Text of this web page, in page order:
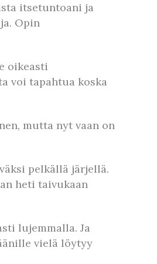
itsetuntoani ja
Opin
oikeasti
voi tapahtua koska
mutta nyt vaan on
pelkällä järjellä.
heti taivukaan
lujemmalla. Ja
vielä löytyy